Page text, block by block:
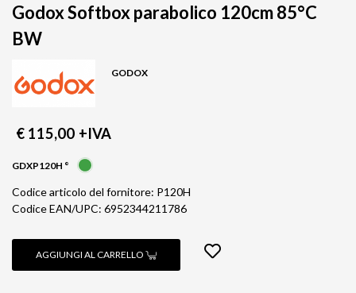
Godox Softbox parabolico 120cm 85°C
BW
GODOX
€ 115,00 +IVA
GDXP120H °
Codice articolo del fornitore: P120H
Codice EAN/UPC: 6952344211786
AGGIUNGI AL CARRELLO